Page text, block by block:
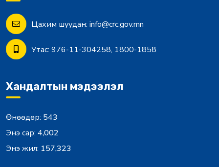
Цахим шуудан: info@crc.gov.mn
Утас: 976-11-304258, 1800-1858
Хандалтын мэдээлэл
Өнөөдөр: 543
Энэ сар: 4,002
Энэ жил: 157,323